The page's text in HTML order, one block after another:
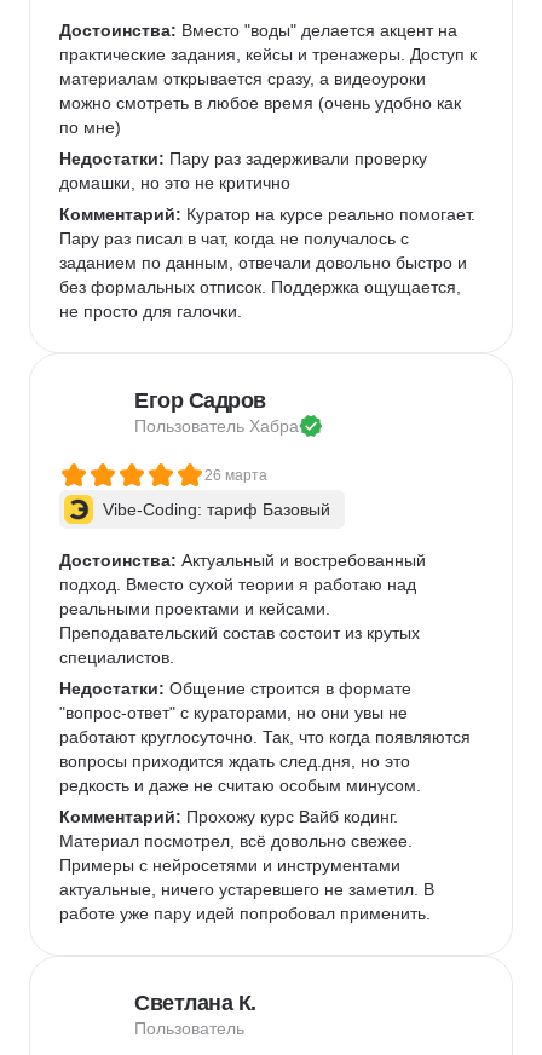
Достоинства: Вместо "воды" делается акцент на
практические задания, кейсы и тренажеры. Доступ к
материалам открывается сразу, а видеоуроки
можно смотреть в любое время (очень удобно как
по мне)
Недостатки: Пару раз задерживали проверку
домашки, но это не критично
Комментарий: Куратор на курсе реально помогает.
Пару раз писал в чат, когда не получалось с
заданием по данным, отвечали довольно быстро и
без формальных отписок. Поддержка ощущается,
не просто для галочки.
Егор Садров
Пользователь Хабра
26 марта
Vibe-Coding: тариф Базовый
Достоинства: Актуальный и востребованный
подход. Вместо сухой теории я работаю над
реальными проектами и кейсами.
Преподавательский состав состоит из крутых
специалистов.
Недостатки: Общение строится в формате
"вопрос-ответ" с кураторами, но они увы не
работают круглосуточно. Так, что когда появляются
вопросы приходится ждать след.дня, но это
редкость и даже не считаю особым минусом.
Комментарий: Прохожу курс Вайб кодинг.
Материал посмотрел, всё довольно свежее.
Примеры с нейросетями и инструментами
актуальные, ничего устаревшего не заметил. В
работе уже пару идей попробовал применить.
Светлана К.
Пользователь